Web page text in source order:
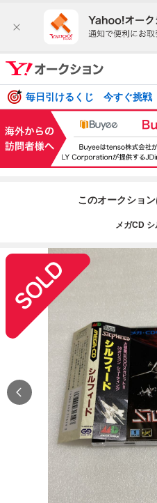
毎日引けるくじ 今すぐ挑戦
このオークショ
メガCD